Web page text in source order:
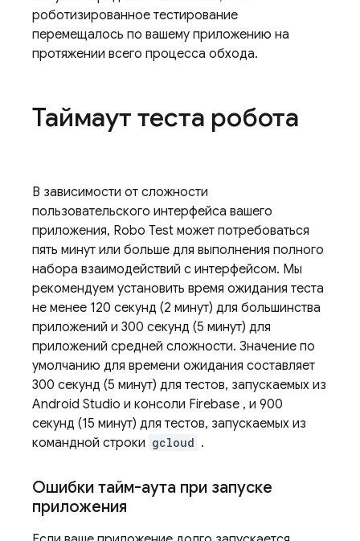
роботизированное тестирование
перемещалось по вашему приложению на
протяжении всего процесса обхода.
Таймаут теста робота
В зависимости от сложности
пользовательского интерфейса вашего
приложения, Robo Test может потребоваться
пять минут или больше для выполнения полного
набора взаимодействий с интерфейсом. Мы
рекомендуем установить время ожидания теста
не менее 120 секунд (2 минут) для большинства
приложений и 300 секунд (5 минут) для
приложений средней сложности. Значение по
умолчанию для времени ожидания составляет
300 секунд (5 минут) для тестов, запускаемых из
Android Studio и консоли Firebase , и 900
секунд (15 минут) для тестов, запускаемых из
командной строки gcloud .
Ошибки тайм-аута при запуске
приложения